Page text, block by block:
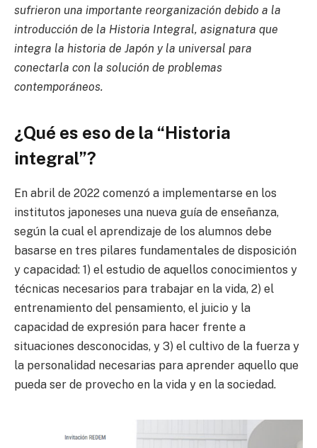
sufrieron una importante reorganización debido a la
introducción de la Historia Integral, asignatura que
integra la historia de Japón y la universal para
conectarla con la solución de problemas
contemporáneos.
¿Qué es eso de la “Historia
integral”?
En abril de 2022 comenzó a implementarse en los
institutos japoneses una nueva guía de enseñanza,
según la cual el aprendizaje de los alumnos debe
basarse en tres pilares fundamentales de disposición
y capacidad: 1) el estudio de aquellos conocimientos y
técnicas necesarios para trabajar en la vida, 2) el
entrenamiento del pensamiento, el juicio y la
capacidad de expresión para hacer frente a
situaciones desconocidas, y 3) el cultivo de la fuerza y
la personalidad necesarias para aprender aquello que
pueda ser de provecho en la vida y en la sociedad.